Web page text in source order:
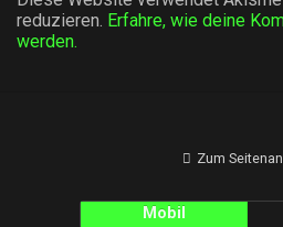
reduzieren. Erfahre, wie deine
werden.
Zum
Mobil